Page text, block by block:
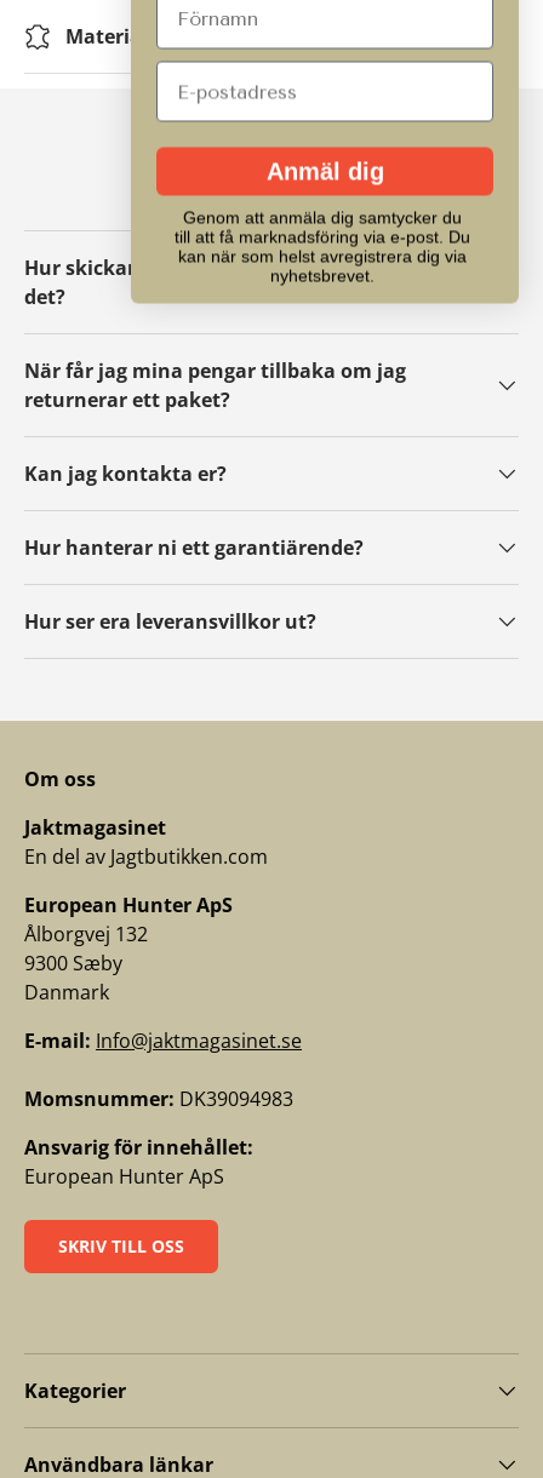
Material
VANLIGA FRÅGOR
Hur skickar jag tillbaka ett paket eller byter
det?
När får jag mina pengar tillbaka om jag
returnerar ett paket?
Kan jag kontakta er?
Hur hanterar ni ett garantiärende?
Hur ser era leveransvillkor ut?
Om oss
Jaktmagasinet
En del av Jagtbutikken.com
European Hunter ApS
Ålborgvej 132
9300 Sæby
Danmark
E-mail: Info@jaktmagasinet.se
Momsnummer: DK39094983
Ansvarig för innehållet:
European Hunter ApS
SKRIV TILL OSS
Kategorier
Användbara länkar
Anmäl dig
Genom att anmäla dig samtycker du
till att få marknadsföring via e-post. Du
kan när som helst avregistrera dig via
nyhetsbrevet.